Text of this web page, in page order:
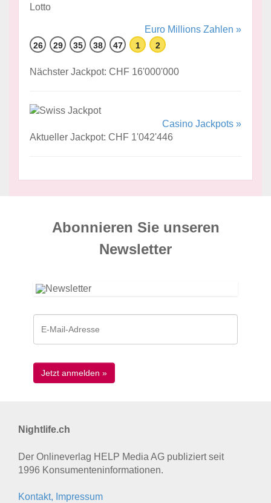
Euro Millions Zahlen »
26 29 35 38 47 1 2
Nächster Jackpot: CHF 16'000'000
Casino Jackpots »
Aktueller Jackpot: CHF 1'042'446
Abonnieren Sie unseren
News­letter
Nightlife.ch
Der Onlineverlag HELP Media AG publiziert seit
1996 Konsumenten­informationen.
Kontakt, Impressum